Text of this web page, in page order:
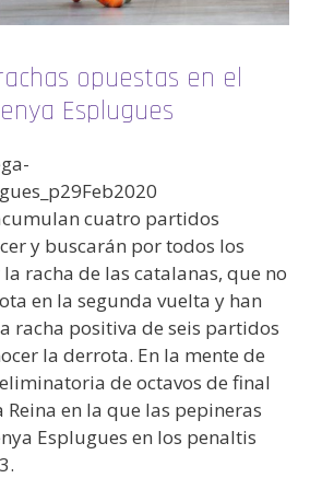
opuestas en el
Esplugues
cuatro partidos
y buscarán por todos los
racha de las catalanas, que no
en la segunda vuelta y han
racha positiva de seis partidos
la derrota. En la mente de
de octavos de final
Reina en la que las pepineras
Esplugues en los penaltis